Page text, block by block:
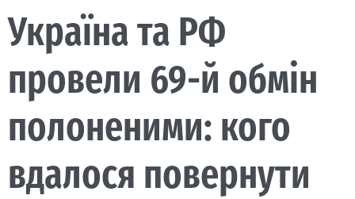
Україна та РФ
провели 69-й обмін
полоненими: кого
вдалося повернути